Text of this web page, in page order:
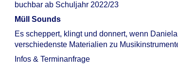
buchbar ab Schuljahr 2022/23
Müll Sounds
Es scheppert, klingt und donnert, wenn
verschiedenste Materialien zu
Infos & Terminanfrage